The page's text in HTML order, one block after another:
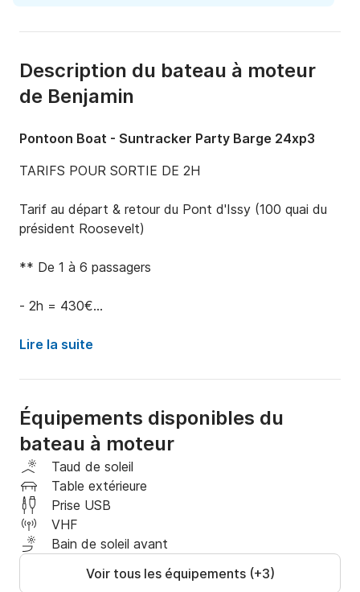
Description du bateau à moteur
de Benjamin
Pontoon Boat - Suntracker Party Barge 24xp3
TARIFS POUR SORTIE DE 2H
Tarif au départ & retour du Pont d'Issy (100 quai du
président Roosevelt)
** De 1 à 6 passagers
- 2h = 430€
** De 7 à 12 passagers
- 2h = 70€ / Personnes
**********************************
Notre atypique embarcation est un véritable salon
flottant qui allie à la perfection confort et sécurité
dès la montée à bord. Facile pour tous, toute la
famille est la bienvenue à bord !
Avec une capacité d'accueil de 12 personnes, il sera
très agréable pour une navigation en famille ou entre
amis. Il mesure 7,32 mètres de long pour 2,44 large,
Lire la suite
Équipements disponibles du
bateau à moteur
Taud de soleil
Table extérieure
Prise USB
VHF
Bain de soleil avant
Voir tous les équipements (+3)